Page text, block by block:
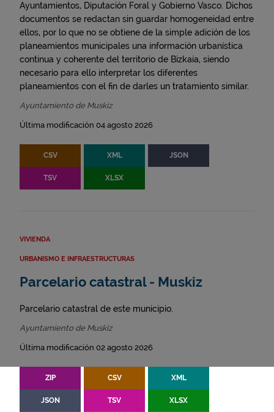
Ayuntamientos, Diputación Foral y Gobierno Vasco. Dichos
documentos se redactan sin guardar homogeneidad entre
ellos, por lo que no se obtiene de la simple adición de los
planeamientos municipales una información urbanística
continua y coherente del territorio de Bizkaia, siendo
necesario para ello interpretar los diferentes
planeamientos con el fin de darles un tratamiento similar.
Ayuntamiento de Muskiz
Última modificación 04 agosto 2026
CSV XML JSON
TSV XLSX
VIVIENDA
URBANISMO E INFRAESTRUCTURAS
Parcelario catastral - Muskiz
Parcelario catastral de este municipio.
Ayuntamiento de Muskiz
Última modificación 02 agosto 2026
ZIP CSV XML
JSON TSV XLSX